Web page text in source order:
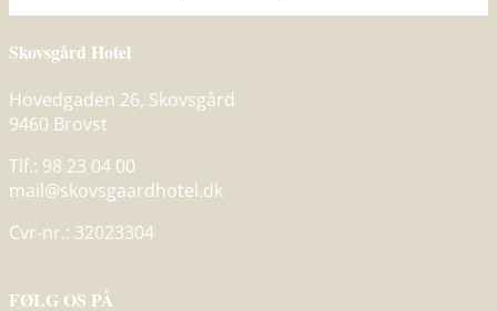
Skovsgård Hotel
Hovedgaden 26, Skovsgård
9460 Brovst
Tlf.: 98 23 04 00
mail@skovsgaardhotel.dk
Cvr-nr.: 32023304
FØLG OS PÅ